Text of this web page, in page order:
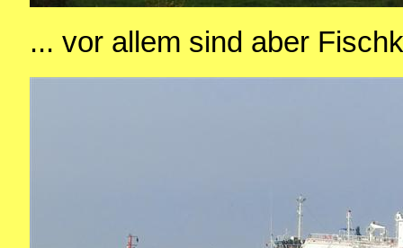
... vor allem sind aber